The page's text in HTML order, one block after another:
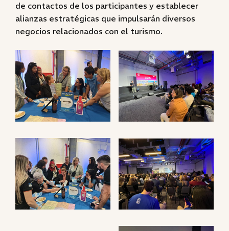
de contactos de los participantes y establecer
alianzas estratégicas que impulsarán diversos
negocios relacionados con el turismo.